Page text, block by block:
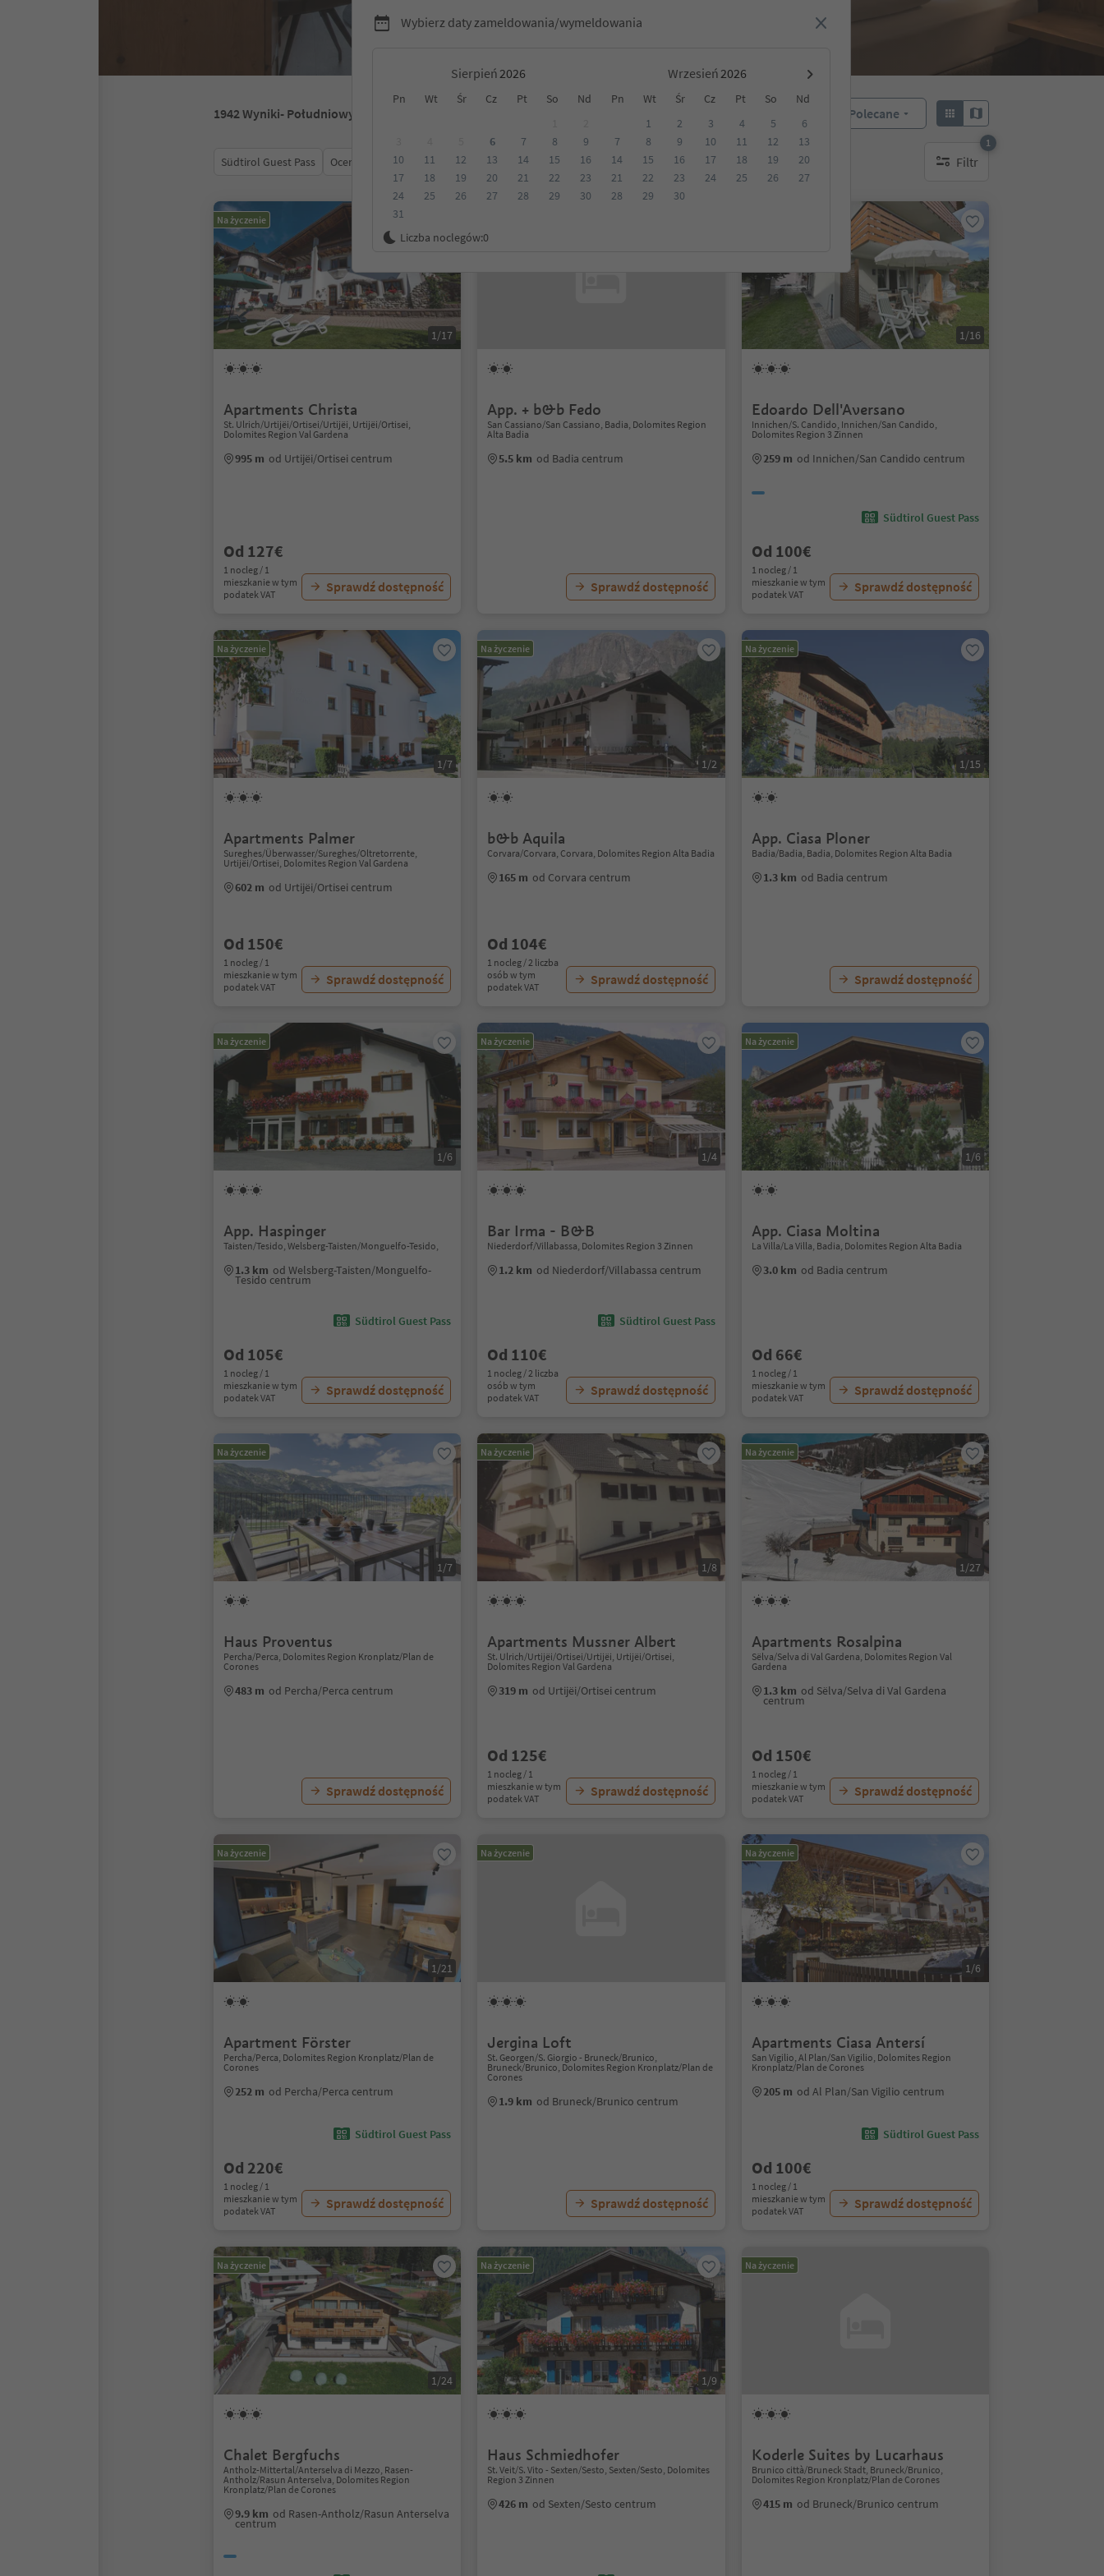
Wybierz daty zameldowania/wymeldowania
Sierpień Wrzesień
Pn Wt Śr Cz Pt So Nd Pn Wt Śr Cz Pt So
Nd
6 7 8
9
10
11 12 13 14 15
16
17
18 19 20 21 22
23
24
25 26 27 28 29
30
31
1 2 3 4 5
6
7
8 9 10 11 12
13
14
15 16 17 18 19
20
21
22 23 24 25 26
27
28
29 30
Liczba noclegów:0
1942Wyniki- Południowy Tyrol Polecane
Südtirol Guest Pass Ocena Kategoria Opcje wyżywienia Ekologiczne zakwaterowanie Filtr
1
1 aktywny filtr
Na życzenie
1/17
Apartments Christa
St. Ulrich/Urtijëi/Ortisei/Urtijëi, Urtijëi/Ortisei,
Dolomites Region Val Gardena
995 m od Urtijëi/Ortisei centrum
Od 127€
1 nocleg / 1
mieszkanie w tym
podatek VAT
Sprawdź dostępność
App. + b&b Fedo
San Cassiano/San Cassiano, Badia, Dolomites Region
Alta Badia
5.5 km od Badia centrum
Sprawdź dostępność
1/16
Edoardo Dell'Aversano
Innichen/S. Candido, Innichen/San Candido,
Dolomites Region 3 Zinnen
259 m od Innichen/San Candido centrum
Südtirol Guest Pass
Od 100€
1 nocleg / 1
mieszkanie w tym
podatek VAT
Sprawdź dostępność
Na życzenie
1/7
Apartments Palmer
Sureghes/Überwasser/Sureghes/Oltretorrente,
Urtijëi/Ortisei, Dolomites Region Val Gardena
602 m od Urtijëi/Ortisei centrum
Od 150€
1 nocleg / 1
mieszkanie w tym
podatek VAT
Sprawdź dostępność
Na życzenie
1/2
b&b Aquila
Corvara/Corvara, Corvara, Dolomites Region Alta Badia
165 m od Corvara centrum
Od 104€
1 nocleg / 2 liczba
osób w tym
podatek VAT
Sprawdź dostępność
Na życzenie
1/15
App. Ciasa Ploner
Badia/Badia, Badia, Dolomites Region Alta Badia
1.3 km od Badia centrum
Sprawdź dostępność
Na życzenie
1/6
App. Haspinger
Taisten/Tesido, Welsberg-Taisten/Monguelfo-Tesido,
1.3 km od Welsberg-Taisten/Monguelfo-
Tesido centrum
Südtirol Guest Pass
Od 105€
1 nocleg / 1
mieszkanie w tym
podatek VAT
Sprawdź dostępność
Na życzenie
1/4
Bar Irma - B&B
Niederdorf/Villabassa, Dolomites Region 3 Zinnen
1.2 km od Niederdorf/Villabassa centrum
Südtirol Guest Pass
Od 110€
1 nocleg / 2 liczba
osób w tym
podatek VAT
Sprawdź dostępność
Na życzenie
1/6
App. Ciasa Moltina
La Villa/La Villa, Badia, Dolomites Region Alta Badia
3.0 km od Badia centrum
Od 66€
1 nocleg / 1
mieszkanie w tym
podatek VAT
Sprawdź dostępność
Na życzenie
1/7
Haus Proventus
Percha/Perca, Dolomites Region Kronplatz/Plan de
Corones
483 m od Percha/Perca centrum
Sprawdź dostępność
Na życzenie
1/8
Apartments Mussner Albert
St. Ulrich/Urtijëi/Ortisei/Urtijëi, Urtijëi/Ortisei,
Dolomites Region Val Gardena
319 m od Urtijëi/Ortisei centrum
Od 125€
1 nocleg / 1
mieszkanie w tym
podatek VAT
Sprawdź dostępność
Na życzenie
1/27
Apartments Rosalpina
Sëlva/Selva di Val Gardena, Dolomites Region Val
Gardena
1.3 km od Sëlva/Selva di Val Gardena
centrum
Od 150€
1 nocleg / 1
mieszkanie w tym
podatek VAT
Sprawdź dostępność
Na życzenie
1/21
Apartment Förster
Percha/Perca, Dolomites Region Kronplatz/Plan de
Corones
252 m od Percha/Perca centrum
Südtirol Guest Pass
Od 220€
1 nocleg / 1
mieszkanie w tym
podatek VAT
Sprawdź dostępność
Na życzenie
Jergina Loft
St. Georgen/S. Giorgio - Bruneck/Brunico,
Bruneck/Brunico, Dolomites Region Kronplatz/Plan de
Corones
1.9 km od Bruneck/Brunico centrum
Sprawdź dostępność
Na życzenie
1/6
Apartments Ciasa Antersí
San Vigilio, Al Plan/San Vigilio, Dolomites Region
Kronplatz/Plan de Corones
205 m od Al Plan/San Vigilio centrum
Südtirol Guest Pass
Od 100€
1 nocleg / 1
mieszkanie w tym
podatek VAT
Sprawdź dostępność
Na życzenie
1/24
Chalet Bergfuchs
Antholz-Mittertal/Anterselva di Mezzo, Rasen-
Antholz/Rasun Anterselva, Dolomites Region
Kronplatz/Plan de Corones
9.9 km od Rasen-Antholz/Rasun Anterselva
centrum
Na życzenie
1/9
Haus Schmiedhofer
St. Veit/S. Vito - Sexten/Sesto, Sexten/Sesto, Dolomites
Region 3 Zinnen
426 m od Sexten/Sesto centrum
Na życzenie
Koderle Suites by Lucarhaus
Brunico città/Bruneck Stadt, Bruneck/Brunico,
Dolomites Region Kronplatz/Plan de Corones
415 m od Bruneck/Brunico centrum